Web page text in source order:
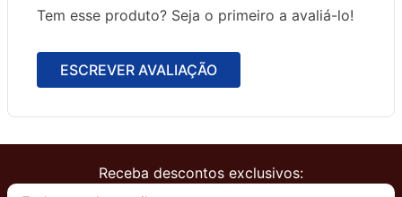
Tem esse produto? Seja o primeiro a avaliá-lo!
ESCREVER AVALIAÇÃO
Receba descontos exclusivos: